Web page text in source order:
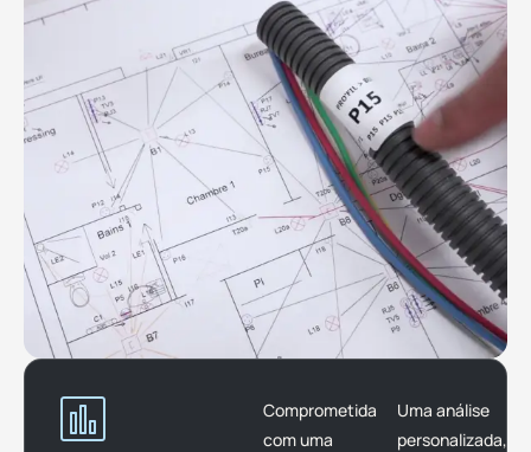
Comprometida
com uma
Uma análise
personalizada,